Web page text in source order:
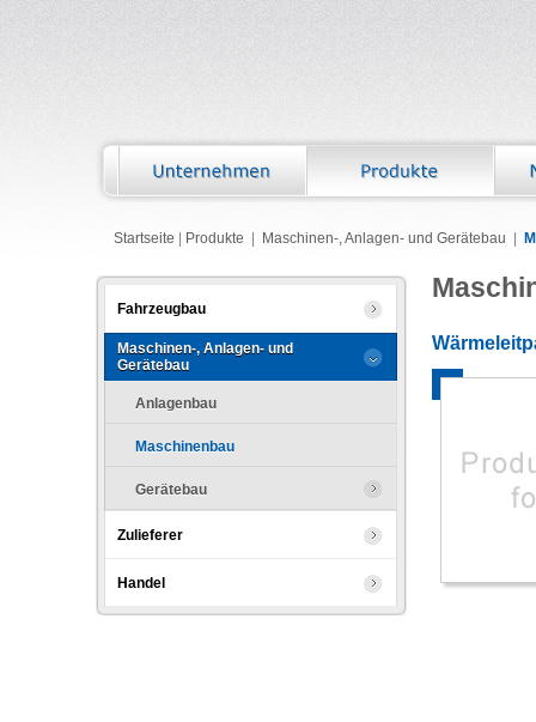
Startseite Produkte Maschinen-, Anlagen- und Gerätebau
Fahrzeugbau
Maschinen-, Anlagen- und
Gerätebau
Anlagenbau
Maschinenbau
Gerätebau
Zulieferer
Handel